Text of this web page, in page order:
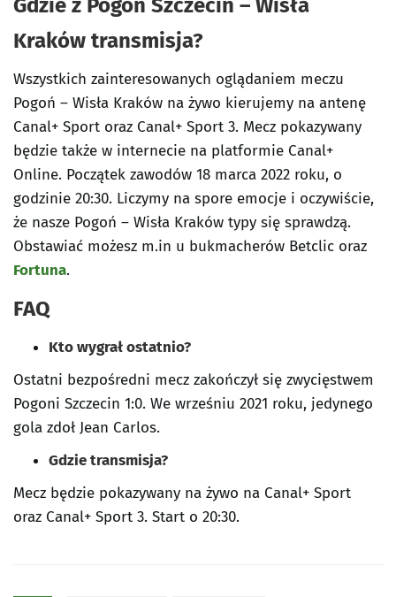
Gdzie z Pogoń Szczecin – Wisła
Kraków transmisja?
Wszystkich zainteresowanych oglądaniem meczu
Pogoń – Wisła Kraków na żywo kierujemy na antenę
Canal+ Sport oraz Canal+ Sport 3. Mecz pokazywany
będzie także w internecie na platformie Canal+
Online. Początek zawodów 18 marca 2022 roku, o
godzinie 20:30. Liczymy na spore emocje i oczywiście,
że nasze Pogoń – Wisła Kraków typy się sprawdzą.
Obstawiać możesz m.in u bukmacherów Betclic oraz
Fortuna.
FAQ
Kto wygrał ostatnio?
Ostatni bezpośredni mecz zakończył się zwycięstwem
Pogoni Szczecin 1:0. We wrześniu 2021 roku, jedynego
gola zdoł Jean Carlos.
Gdzie transmisja?
Mecz będzie pokazywany na żywo na Canal+ Sport
oraz Canal+ Sport 3. Start o 20:30.